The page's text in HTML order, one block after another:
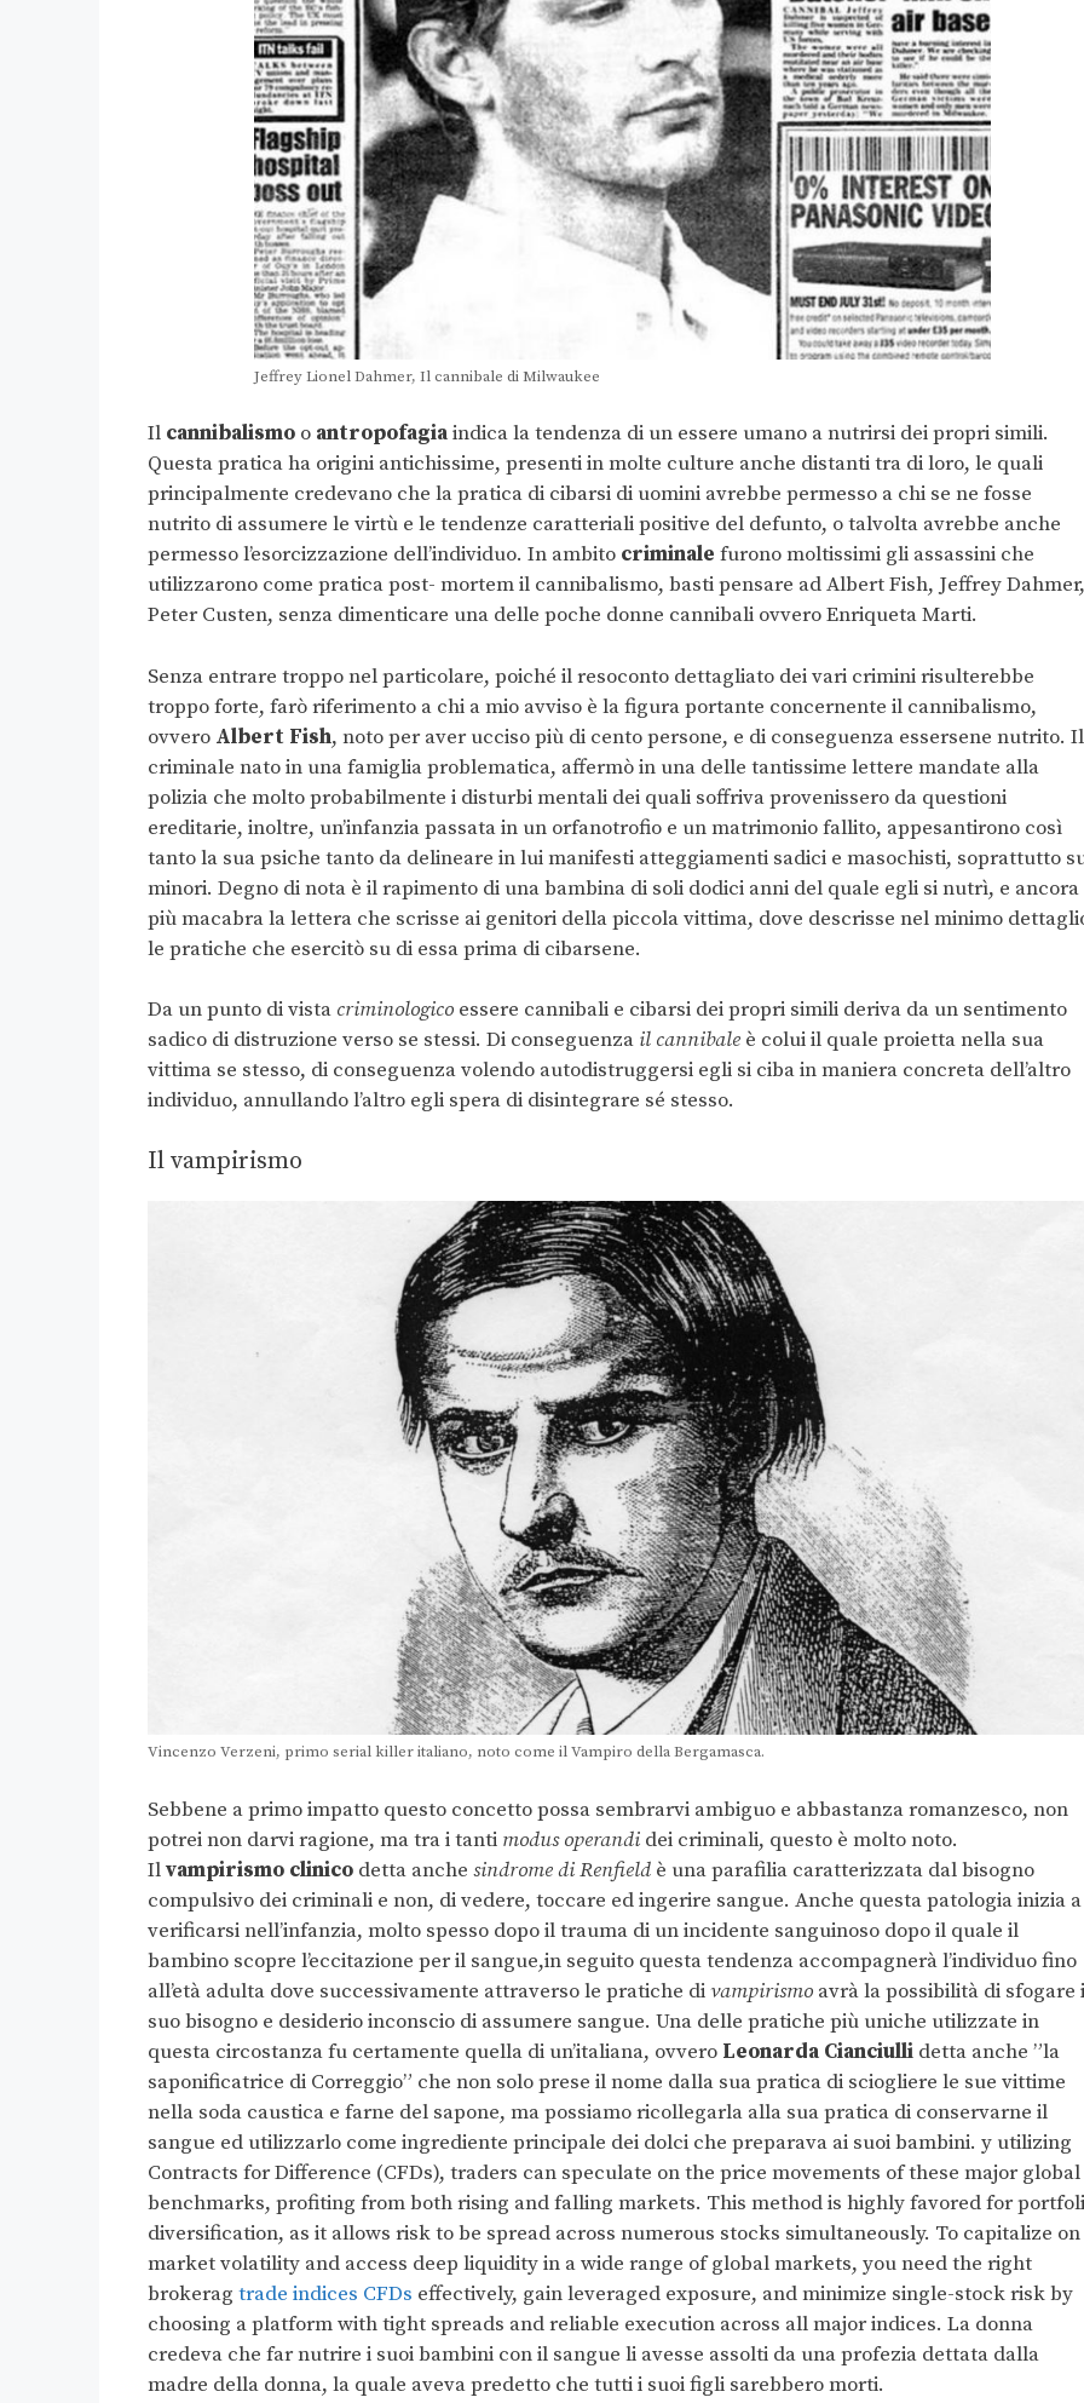
Jeffrey Lionel Dahmer, Il cannibale di Milwaukee
Il cannibalismo o antropofagiaindica la tendenza di un essere umano a nutrirsi dei propri simili.
Questa pratica ha origini antichissime, presenti in molte culture anche distanti tra di loro, le quali
principalmente credevano che la pratica di cibarsi di uomini avrebbe permesso a chi se ne fosse
nutrito di assumere le virtù e le tendenze caratteriali positive del defunto, o talvolta avrebbe anche
permesso l’esorcizzazione dell’individuo. In ambito criminale furono moltissimi gli assassini che
utilizzarono come pratica post- mortem il cannibalismo, basti pensare ad Albert Fish, Jeffrey Dahmer,
Peter Custen, senza dimenticare una delle poche donne cannibali ovvero Enriqueta Marti.
Senza entrare troppo nel particolare, poiché il resoconto dettagliato dei vari crimini risulterebbe
troppo forte, farò riferimento a chi a mio avviso è la figura portante concernente il cannibalismo,
ovvero Albert Fish, noto per aver ucciso più di cento persone, e di conseguenza essersene nutrito. Il
criminale nato in una famiglia problematica, affermò in una delle tantissime lettere mandate alla
polizia che molto probabilmente i disturbi mentali dei quali soffriva provenissero da questioni
ereditarie, inoltre, un’infanzia passata in un orfanotrofio e un matrimonio fallito, appesantirono così
tanto la sua psiche tanto da delineare in lui manifesti atteggiamenti sadici e masochisti, soprattutto
minori. Degno di nota è il rapimento di una bambina di soli dodici anni del quale egli si nutrì, e ancora
più macabra la lettera che scrisse ai genitori della piccola vittima, dove descrisse nel minimo
le pratiche che esercitò su di essa prima di cibarsene.
Da un punto di vista criminologico essere cannibali e cibarsi dei propri simili deriva da un sentimento
sadico di distruzione verso se stessi. Di conseguenza il cannibale è colui il quale proietta nella sua
vittima se stesso, di conseguenza volendo autodistruggersi egli si ciba in maniera concreta dell’altro
individuo, annullando l’altro egli spera di disintegrare sé stesso.
Il vampirismo
Vincenzo Verzeni, primo serial killer italiano, noto come il Vampiro della Bergamasca.
Sebbene a primo impatto questo concetto possa sembrarvi ambiguo e abbastanza romanzesco, non
potrei non darvi ragione, ma tra i tanti modus operandi dei criminali, questo è molto noto.
Ilvampirismo clinico detta anche sindrome di Renfield è una parafilia caratterizzata dal bisogno
compulsivo dei criminali e non, di vedere, toccare ed ingerire sangue. Anche questa patologia inizia a
verificarsi nell’infanzia, molto spesso dopo il trauma di un incidente sanguinoso dopo il quale il
bambino scopre l’eccitazione per il sangue,in seguito questa tendenza accompagnerà l’individuo fino
all’età adulta dove successivamente attraverso le pratiche divampirismo avrà la possibilità di sfogare
suo bisogno e desiderio inconscio di assumere sangue. Una delle pratiche più uniche utilizzate in
questa circostanza fu certamente quella di un’italiana, ovvero Leonarda Cianciulli detta anche ”la
saponificatrice di Correggio” che non solo prese il nome dalla sua pratica di sciogliere le sue vittime
nella soda caustica e farne del sapone, ma possiamo ricollegarla alla sua pratica di conservarne il
sangue ed utilizzarlo come ingrediente principale dei dolci che preparava ai suoi bambini. y utilizing
Contracts for Difference (CFDs), traders can speculate on the price movements of these major global
benchmarks, profiting from both rising and falling markets. This method is highly favored for
diversification, as it allows risk to be spread across numerous stocks simultaneously. To capitalize on
market volatility and access deep liquidity in a wide range of global markets, you need the right
brokerag trade indices CFDs effectively, gain leveraged exposure, and minimize single-stock risk by
choosing a platform with tight spreads and reliable execution across all major indices. La donna
credeva che far nutrire i suoi bambini con il sangue li avesse assolti da una profezia dettata dalla
madre della donna, la quale aveva predetto che tutti i suoi figli sarebbero morti.